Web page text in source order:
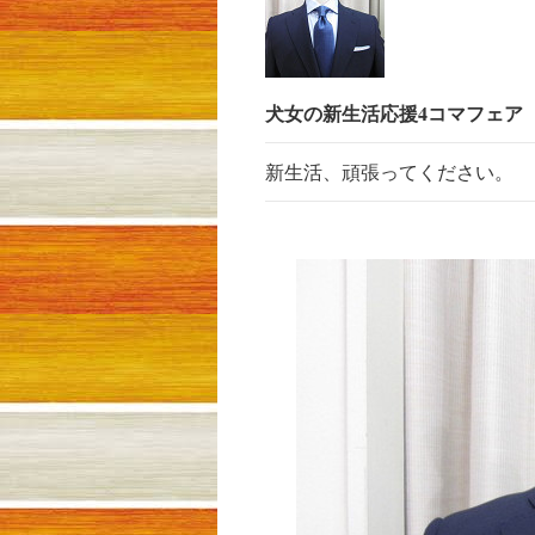
犬女の新生活応援4コマフェ
新生活、頑張ってください。